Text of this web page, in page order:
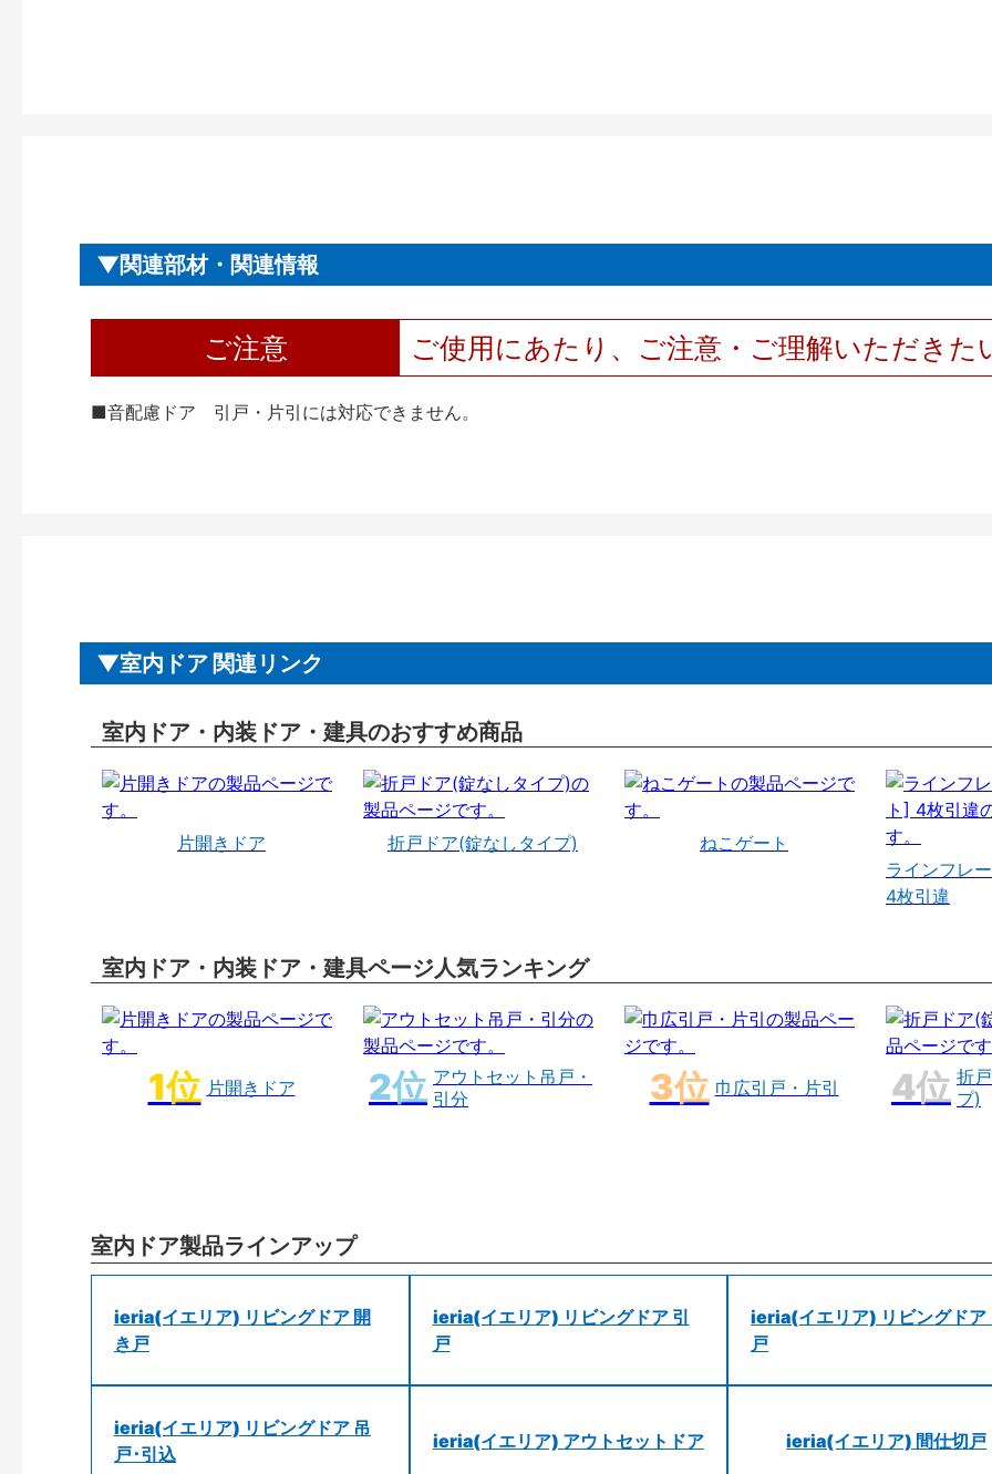
関連部材・関連情報
ご注意 ご使用にあたり、ご注意・ご理解いただきた
■音配慮ドア 引戸・片引には対応できません。
室内ドア 関連リンク
室内ドア・内装ドア・建具のおすすめ商品
片開きドア 折戸ドア(錠なしタイプ)
ねこゲート
ラインフレ
4枚引違
室内ドア・内装ドア・建具ページ人気ランキング
片開きドア
アウトセット吊戸・
引分
巾広引戸・片引
折
プ)
室内ドア製品ラインアップ
ieria(イエリア) リビングドア 開
き戸
ieria(イエリア) リビングドア 引
戸
ieria(イエリア) リビングドア
戸
ieria(イエリア) リビングドア 吊
戸･引込
ieria(イエリア) アウトセットドア ieria(イエリア) 間仕切戸